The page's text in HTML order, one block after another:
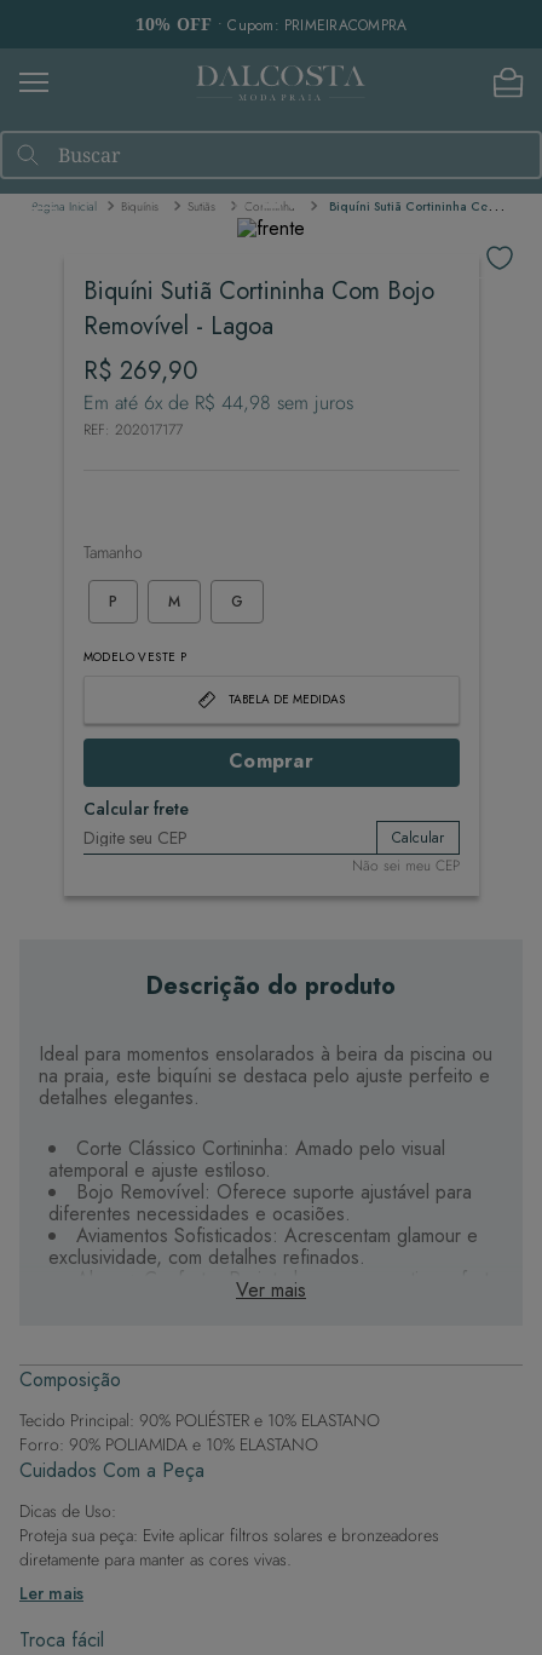
10% OFF • Cupom: PRIMEIRACOMPRA
Buscar
Biquínis Sutiãs Cortininha Biquíni Sutiã Cortininha Com Bojo Removível - Lagoa
Biquíni Sutiã Cortininha Com Bojo
Removível - Lagoa
R$ 269,90
Em até 6x de R$ 44,98 sem juros
REF: 202017177
Tamanho
P M G
MODELO VESTE P
TABELA DE MEDIDAS
Comprar
Calcular frete
Calcular
Não sei meu CEP
Descrição do produto
Ideal para momentos ensolarados à beira da piscina ou
na praia, este biquíni se destaca pelo ajuste perfeito e
detalhes elegantes.
Corte Clássico Cortininha: Amado pelo visual
atemporal e ajuste estiloso.
Bojo Removível: Oferece suporte ajustável para
diferentes necessidades e ocasiões.
Aviamentos Sofisticados: Acrescentam glamour e
exclusividade, com detalhes refinados.
Alças + Conforto: Projetadas para garantir conforto
Versatilidade de Uso: Perfeito para relaxar ou
atividades na piscina e praia.
Aproveite seus dias ensolarados com essa peça
elegante e exclusiva.
Ver mais
Composição
Tecido Principal: 90% POLIÉSTER e 10% ELASTANO
Forro: 90% POLIAMIDA e 10% ELASTANO
Cuidados Com a Peça
Dicas de Uso:
Proteja sua peça: Evite aplicar filtros solares e bronzeadores
diretamente para manter as cores vivas.
Após a piscina: Lembre-se de que o cloro pode desgastar o tecido,
então enxague após sair da água.
Evite superfícies ásperas: Para manter a integridade do tecido, evite
Ler mais
Troca fácil